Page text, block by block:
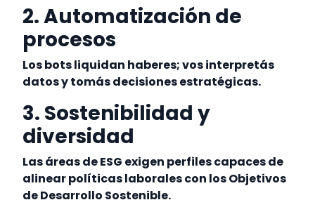
2. Automatización de
procesos
Los bots liquidan haberes; vos interpretás
datos y tomás decisiones estratégicas.
3. Sostenibilidad y
diversidad
Las áreas de ESG exigen perfiles capaces de
alinear políticas laborales con los Objetivos
de Desarrollo Sostenible.